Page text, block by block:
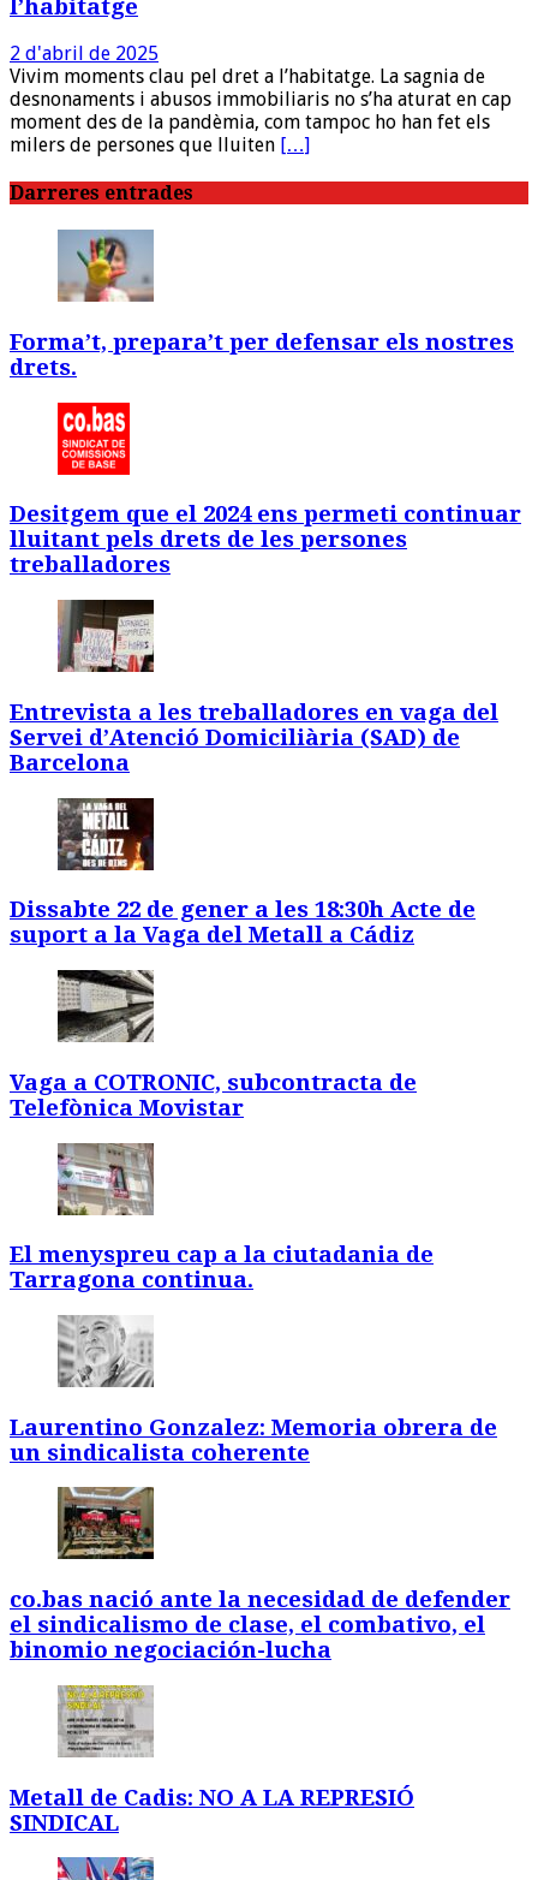
l’habitatge
2 d'abril de 2025
Vivim moments clau pel dret a l’habitatge. La sagnia de
desnonaments i abusos immobiliaris no s’ha aturat en cap
moment des de la pandèmia, com tampoc ho han fet els
milers de persones que lluiten […]
Darreres entrades
Forma’t, prepara’t per defensar els nostres
drets.
Desitgem que el 2024 ens permeti continuar
lluitant pels drets de les persones
treballadores
Entrevista a les treballadores en vaga del
Servei d’Atenció Domiciliària (SAD) de
Barcelona
Dissabte 22 de gener a les 18:30h Acte de
suport a la Vaga del Metall a Cádiz
Vaga a COTRONIC, subcontracta de
Telefònica Movistar
El menyspreu cap a la ciutadania de
Tarragona continua.
Laurentino Gonzalez: Memoria obrera de
un sindicalista coherente
co.bas nació ante la necesidad de defender
el sindicalismo de clase, el combativo, el
binomio negociación-lucha
Metall de Cadis: NO A LA REPRESIÓ
SINDICAL